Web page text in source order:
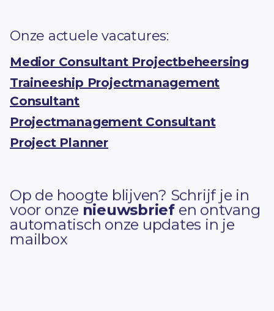
Onze actuele vacatures:
Medior Consultant Projectbeheersing
Traineeship Projectmanagement
Consultant
Projectmanagement Consultant
Project Planner
Op de hoogte blijven? Schrijf je in
voor onze nieuwsbrief en ontvang
automatisch onze updates in je
mailbox